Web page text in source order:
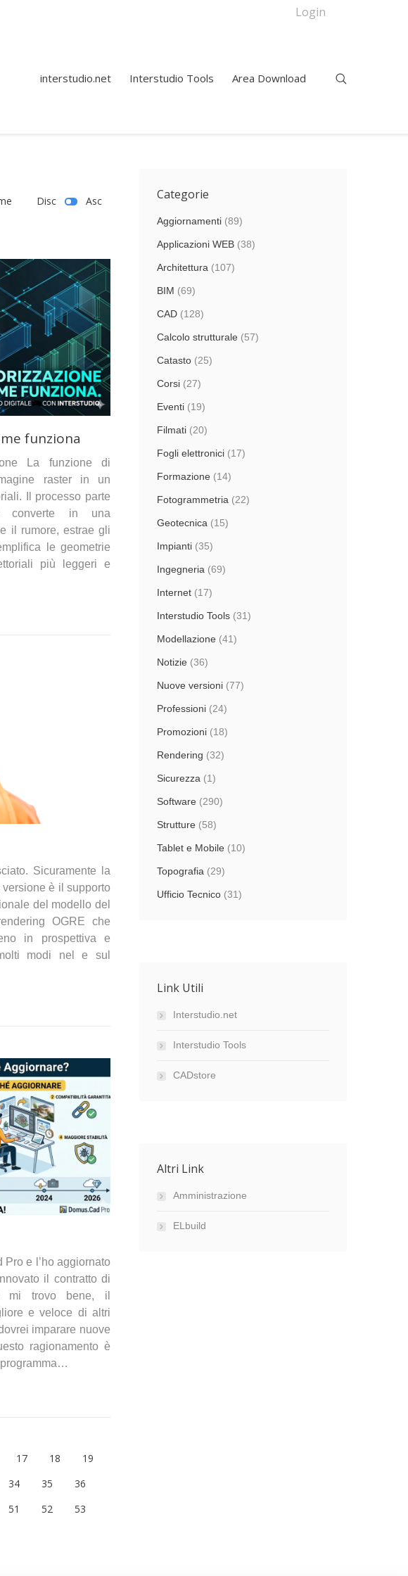
Login
interstudio.net Interstudio Tools Area Download
Disc Asc
funziona
La funzione di
raster in un
Il processo parte
converte in una
il rumore, estrae gli
le geometrie
più leggeri e
Sicuramente la
è il supporto
del modello del
OGRE che
in prospettiva e
modi nel e sul
e l’ho aggiornato
il contratto di
mi trovo bene, il
e veloce di altri
imparare nuove
ragionamento è
17 18
19
34 35
36
51 52
53
Categorie
Aggiornamenti (89)
Applicazioni WEB (38)
Architettura (107)
BIM (69)
CAD (128)
Calcolo strutturale (57)
Catasto (25)
Corsi (27)
Eventi (19)
Filmati (20)
Fogli elettronici (17)
Formazione (14)
Fotogrammetria (22)
Geotecnica (15)
Impianti (35)
Ingegneria (69)
Internet (17)
Interstudio Tools (31)
Modellazione (41)
Notizie (36)
Nuove versioni (77)
Professioni (24)
Promozioni (18)
Rendering (32)
Sicurezza (1)
Software (290)
Strutture (58)
Tablet e Mobile (10)
Topografia (29)
Ufficio Tecnico (31)
Link Utili
Interstudio.net
Interstudio Tools
CADstore
Altri Link
Amministrazione
ELbuild